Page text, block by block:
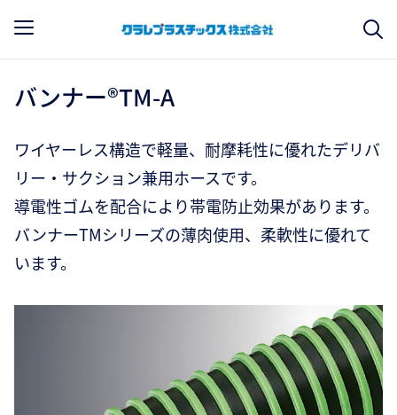
バンナー®TM-A
ワイヤーレス構造で軽量、耐摩耗性に優れたデリバ
リー・サクション兼用ホースです。
導電性ゴムを配合により帯電防止効果があります。
バンナーTMシリーズの薄肉使用、柔軟性に優れて
います。